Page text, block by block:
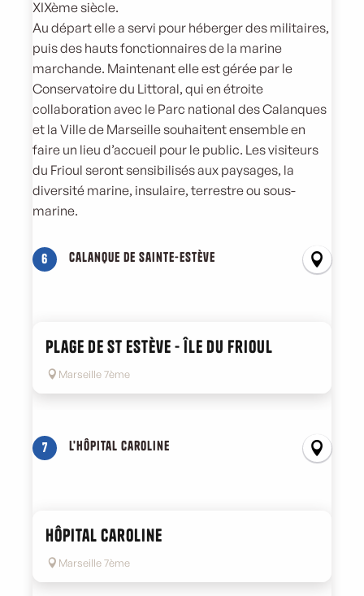
XIXème siècle.
Au départ elle a servi pour héberger des militaires,
puis des hauts fonctionnaires de la marine
marchande. Maintenant elle est gérée par le
Conservatoire du Littoral, qui en étroite
collaboration avec le Parc national des Calanques
et la Ville de Marseille souhaitent ensemble en
faire un lieu d’accueil pour le public. Les visiteurs
du Frioul seront sensibilisés aux paysages, la
diversité marine, insulaire, terrestre ou sous-
marine.
6 Calanque de Sainte-Estève
Plage de St Estève - Île du Frioul
Marseille 7ème
7 L'hôpital Caroline
Hôpital Caroline
Marseille 7ème